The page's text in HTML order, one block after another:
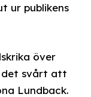
ur publikens
över
det svårt att
Lundback.